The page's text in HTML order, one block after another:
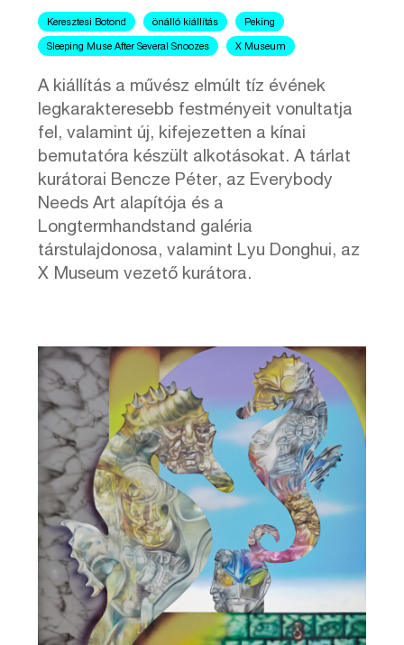
Keresztesi Botond önálló kiállítás Peking
Sleeping Muse After Several Snoozes X Museum
A kiállítás a művész elmúlt tíz évének
legkarakteresebb festményeit vonultatja
fel, valamint új, kifejezetten a kínai
bemutatóra készült alkotásokat. A tárlat
kurátorai Bencze Péter, az Everybody
Needs Art alapítója és a
Longtermhandstand galéria
társtulajdonosa, valamint Lyu Donghui, az
X Museum vezető kurátora.